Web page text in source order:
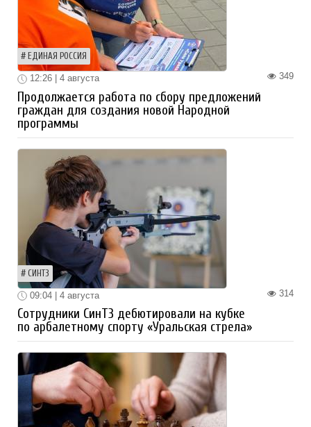
ЕДИНАЯ РОССИЯ
349
12:26 | 4 августа
Продолжается работа по сбору предложений
граждан для создания новой Народной
программы
СИНТЗ
314
09:04 | 4 августа
Сотрудники СинТЗ дебютировали на кубке
по арбалетному спорту «Уральская стрела»